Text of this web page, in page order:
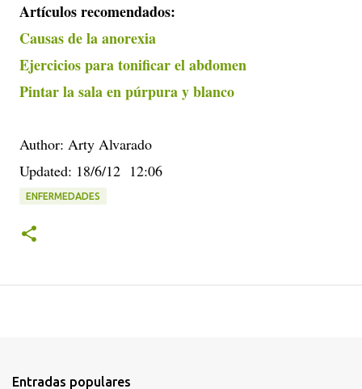
Artículos recomendados:
Causas de la anorexia
Ejercicios para tonificar el abdomen
Pintar la sala en púrpura y blanco
Author: Arty Alvarado
Updated: 18/6/12 12:06
ENFERMEDADES
Entradas populares